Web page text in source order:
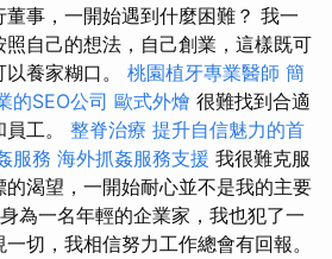
事，一開始遇到什麼困難？ 我一
自己的想法，自己創業，這樣既可
養家糊口。 桃園植牙專業醫師 簡
的SEO公司 歐式外燴 很難找到合適
工。 整脊治療 提升自信魅力的首
服務 海外抓姦服務支援 我很難克服
渴望，一開始耐心並不是我的主要
身為一名年輕的企業家，我也犯了一
切，我相信努力工作總會有回報。